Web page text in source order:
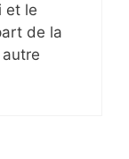
et le
de la
autre